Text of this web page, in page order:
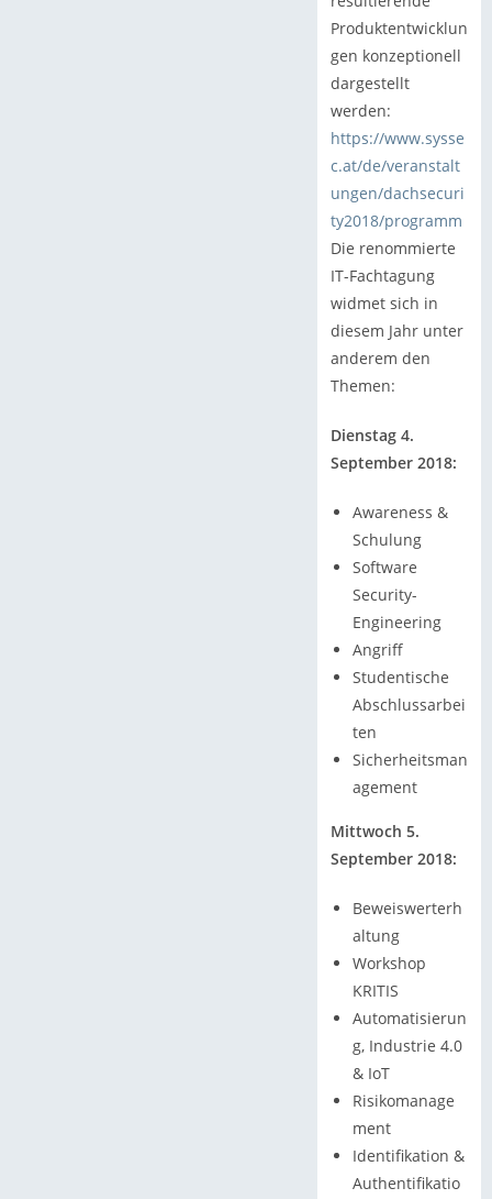
Produktentwicklun
gen konzeptionell
dargestellt
werden:
https://www.sysse
c.at/de/veranstalt
ungen/dachsecuri
ty2018/programm
Die renommierte
IT-Fachtagung
widmet sich in
diesem Jahr unter
anderem den
Themen:
Dienstag 4.
September 2018:
Awareness &
Schulung
Software
Security-
Engineering
Angriff
Studentische
Abschlussarbei
ten
Sicherheitsman
agement
Mittwoch 5.
September 2018:
Beweiswerterh
altung
Workshop
KRITIS
Automatisierun
g, Industrie 4.0
& IoT
Risikomanage
ment
Identifikation &
Authentifikatio